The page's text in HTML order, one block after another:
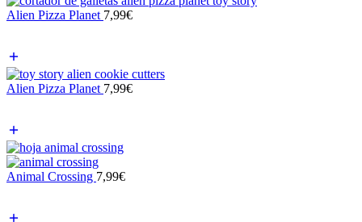
Alien Pizza Planet 7,99€
Alien Pizza Planet 7,99€
Animal Crossing 7,99€